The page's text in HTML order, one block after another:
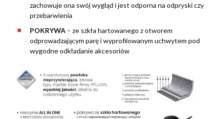
zachowuje ona swój wygląd i jest odporna na odpryski czy
przebarwienia
POKRYWA – ze szkła hartowanego z otworem
odprowadzającym parę i wyprofilowanym uchwytem pod
wygodne odkładanie akcesoriów